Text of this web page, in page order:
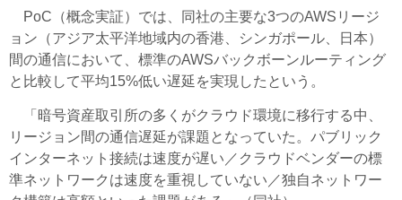
PoC（概念実証）では、同社の主要な3つのAWSリージ
ョン（アジア太平洋地域内の香港、シンガポール、日本）
間の通信において、標準のAWSバックボーンルーティング
と比較して平均15%低い遅延を実現したという。
「暗号資産取引所の多くがクラウド環境に移行する中、
リージョン間の通信遅延が課題となっていた。パブリック
インターネット接続は速度が遅い／クラウドベンダーの標
準ネットワークは速度を重視していない／独自ネットワー